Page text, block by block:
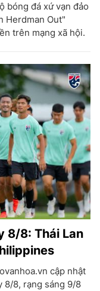
bóng đá xứ vạn đảo
Herdman Out"
trên mạng xã hội.
8/8: Thái Lan
cập nhật
8/8, rạng sáng 9/8